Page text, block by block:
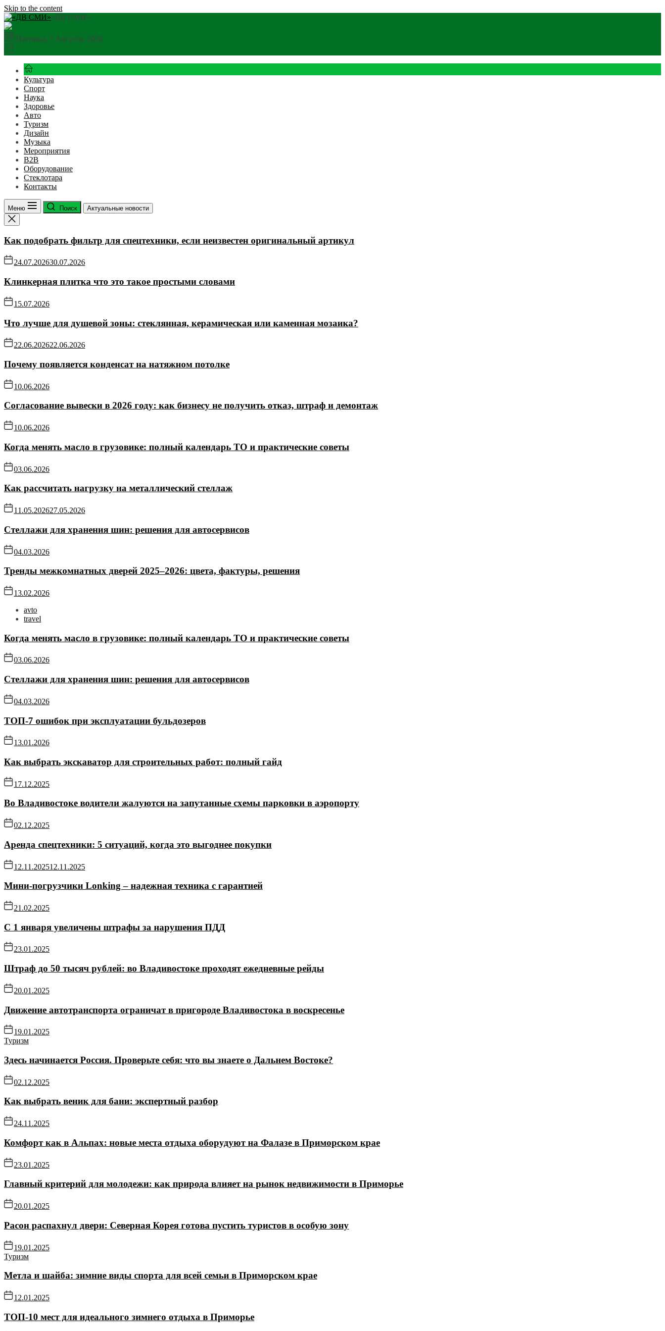
Skip to the content
«ДВ СМИ»
Пятница, 7 Августа, 2026
Культура
Спорт
Наука
Здоровье
Авто
Туризм
Дизайн
Музыка
Мероприятия
B2B
Оборудование
Стеклотара
Контакты
Меню Поиск Актуальные новости
Как подобрать фильтр для спецтехники, если неизвестен оригинальный артикул
24.07.202630.07.2026
Клинкерная плитка что это такое простыми словами
15.07.2026
Что лучше для душевой зоны: стеклянная, керамическая или каменная мозаика?
22.06.202622.06.2026
Почему появляется конденсат на натяжном потолке
10.06.2026
Согласование вывески в 2026 году: как бизнесу не получить отказ, штраф и демонтаж
10.06.2026
Когда менять масло в грузовике: полный календарь ТО и практические советы
03.06.2026
Как рассчитать нагрузку на металлический стеллаж
11.05.202627.05.2026
Стеллажи для хранения шин: решения для автосервисов
04.03.2026
Тренды межкомнатных дверей 2025–2026: цвета, фактуры, решения
13.02.2026
avto
travel
Когда менять масло в грузовике: полный календарь ТО и практические советы
03.06.2026
Стеллажи для хранения шин: решения для автосервисов
04.03.2026
ТОП-7 ошибок при эксплуатации бульдозеров
13.01.2026
Как выбрать экскаватор для строительных работ: полный гайд
17.12.2025
Во Владивостоке водители жалуются на запутанные схемы парковки в аэропорту
02.12.2025
Аренда спецтехники: 5 ситуаций, когда это выгоднее покупки
12.11.202512.11.2025
Мини-погрузчики Lonking – надежная техника с гарантией
21.02.2025
С 1 января увеличены штрафы за нарушения ПДД
23.01.2025
Штраф до 50 тысяч рублей: во Владивостоке проходят ежедневные рейды
20.01.2025
Движение автотранспорта ограничат в пригороде Владивостока в воскресенье
19.01.2025
Туризм
Здесь начинается Россия. Проверьте себя: что вы знаете о Дальнем Востоке?
02.12.2025
Как выбрать веник для бани: экспертный разбор
24.11.2025
Комфорт как в Альпах: новые места отдыха оборудуют на Фалазе в Приморском крае
23.01.2025
Главный критерий для молодежи: как природа влияет на рынок недвижимости в Приморье
20.01.2025
Расон распахнул двери: Северная Корея готова пустить туристов в особую зону
19.01.2025
Туризм
Метла и шайба: зимние виды спорта для всей семьи в Приморском крае
12.01.2025
ТОП-10 мест для идеального зимнего отдыха в Приморье